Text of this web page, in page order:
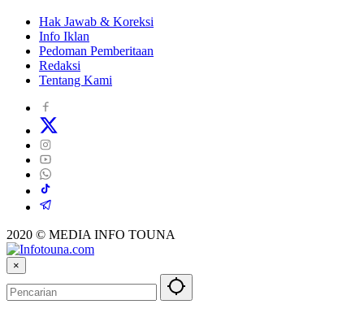
Hak Jawab & Koreksi
Info Iklan
Pedoman Pemberitaan
Redaksi
Tentang Kami
2020 © MEDIA INFO TOUNA
×